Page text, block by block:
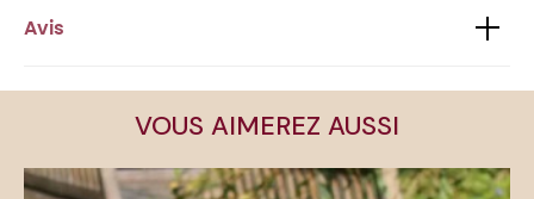
Avis
VOUS AIMEREZ AUSSI